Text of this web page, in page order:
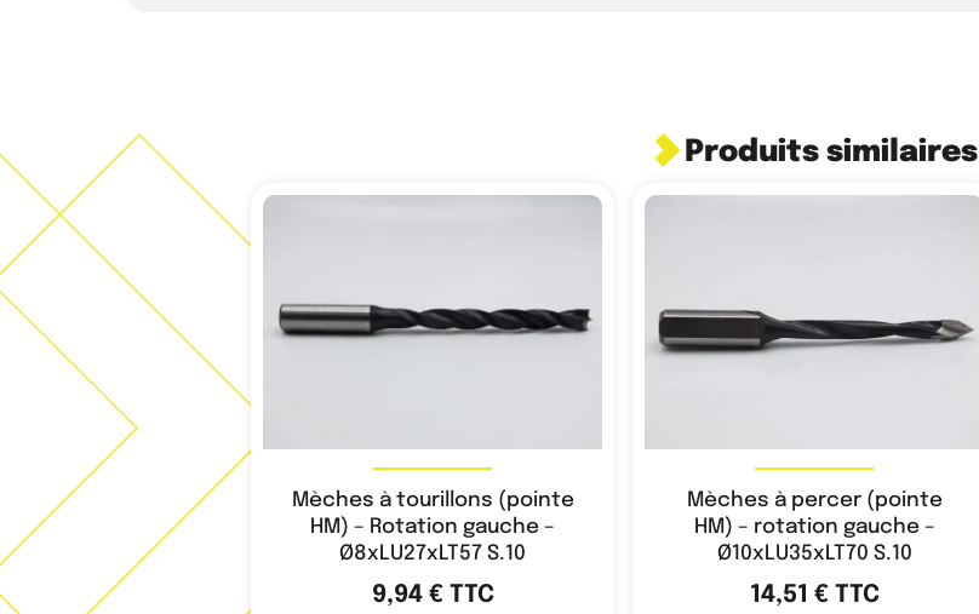
Produits similaires
Mèches à tourillons (pointe
HM) – Rotation gauche –
Ø8xLU27xLT57 S.10
9,94 €TTC
Mèches à percer (pointe
HM) – rotation gauche –
Ø10xLU35xLT70 S.10
14,51 €TTC